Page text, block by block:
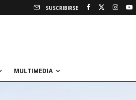
SUSCRIBIRSE
MULTIMEDIA